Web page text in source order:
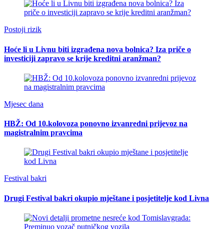
Postoji rizik
Hoće li u Livnu biti izgrađena nova bolnica? Iza priče o
investiciji zapravo se krije kreditni aranžman?
Mjesec dana
HBŽ: Od 10.kolovoza ponovno izvanredni prijevoz na
magistralnim pravcima
Festival bakri
Drugi Festival bakri okupio mještane i posjetitelje kod Livna